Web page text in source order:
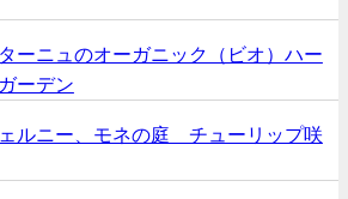
ーニュのオーガニック（ビオ）ハー
ーデン
ルニー、モネの庭 チューリップ咲